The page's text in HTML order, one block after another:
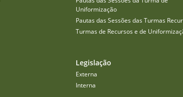
Uniformização
Pautas das Sessões das Turmas
Turmas de Recursos e de
Legislação
Externa
Interna